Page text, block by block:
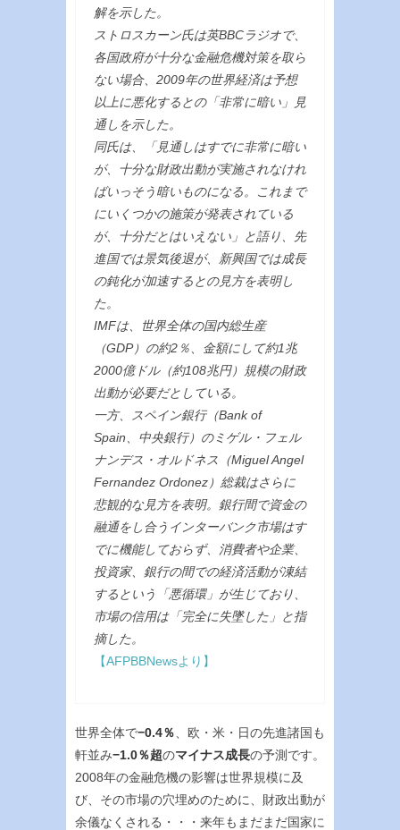
解を示した。
ストロスカーン氏は英BBCラジオで、
各国政府が十分な金融危機対策を取ら
ない場合、2009年の世界経済は予想
以上に悪化するとの「非常に暗い」見
通しを示した。
同氏は、「見通しはすでに非常に暗い
が、十分な財政出動が実施されなけれ
ばいっそう暗いものになる。これまで
にいくつかの施策が発表されている
が、十分だとはいえない」と語り、先
進国では景気後退が、新興国では成長
の鈍化が加速するとの見方を表明し
た。
IMFは、世界全体の国内総生産
（GDP）の約2％、金額にして約1兆
2000億ドル（約108兆円）規模の財政
出動が必要だとしている。
一方、スペイン銀行（Bank of
Spain、中央銀行）のミゲル・フェル
ナンデス・オルドネス（Miguel Angel
Fernandez Ordonez）総裁はさらに
悲観的な見方を表明。銀行間で資金の
融通をし合うインターバンク市場はす
でに機能しておらず、消費者や企業、
投資家、銀行の間での経済活動が凍結
するという「悪循環」が生じており、
市場の信用は「完全に失墜した」と指
摘した。
【AFPBBNewsより】
世界全体で−0.4％ 、欧・米・日の先進諸国も
軒並み−1.0％超のマイナス成長の予測です。
2008年の金融危機の影響は世界規模に及
び、その市場の穴埋めのために、財政出動が
余儀なくされる・・・来年もまだまだ国家に